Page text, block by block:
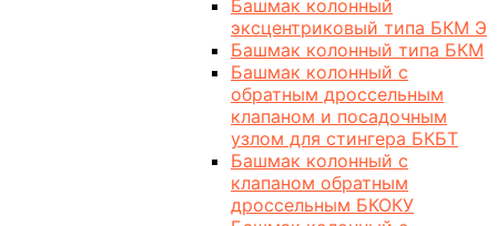
Башмак колонный
эксцентриковый типа БКМ Э
Башмак колонный типа БКМ
Башмак колонный с
обратным дроссельным
клапаном и посадочным
узлом для стингера БКБТ
Башмак колонный с
клапаном обратным
дроссельным БКОКУ